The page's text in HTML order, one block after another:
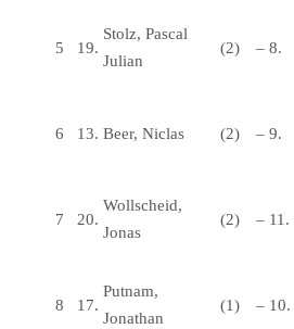
5 19.
Stolz, Pascal
Julian
(2) – 8.
6 13. Beer, Niclas (2) – 9.
7 20.
Wollscheid,
Jonas
(2) – 11.
8 17.
Putnam,
Jonathan
(1) – 10.